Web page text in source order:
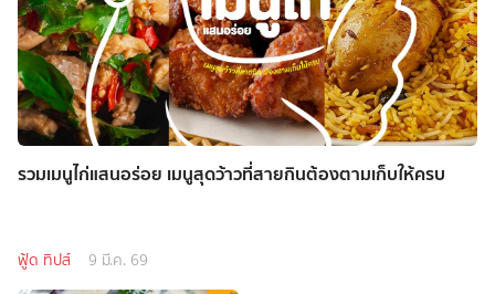
รวมเมนูไก่แสนอร่อย เมนูสุดว้าวที่สายกินต้องตามเก็บให้ครบ
ฟู้ด ทิปส์ 9 มี.ค. 69